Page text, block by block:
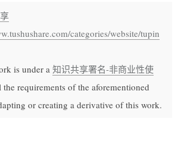
categories/website/tupin
is under a 知识共享署名-非商业性使
requirements of the aforementioned
or creating a derivative of this work.